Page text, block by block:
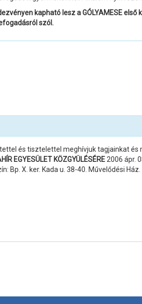
kapható lesz a GÓLYAMESE első
szól.
és tisztelettel meghívjuk tagjainkat és
EGYESÜLET KÖZGYÜLÉSÉRE 2006 ápr.
Bp. X. ker. Kada u. 38-40. Művelődési Ház.